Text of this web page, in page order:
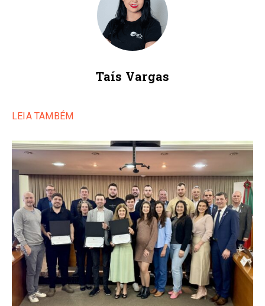
Taís Vargas
LEIA TAMBÉM